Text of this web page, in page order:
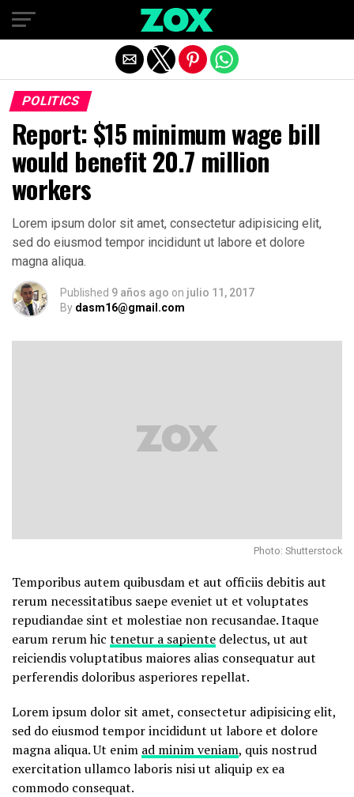
POLITICS
Report: $15 minimum wage bill
would benefit 20.7 million
workers
Lorem ipsum dolor sit amet, consectetur adipisicing elit,
sed do eiusmod tempor incididunt ut labore et dolore
magna aliqua.
Published 9 años ago on julio 11, 2017
By dasm16@gmail.com
Photo: Shutterstock
Temporibus autem quibusdam et aut officiis debitis aut
rerum necessitatibus saepe eveniet ut et voluptates
repudiandae sint et molestiae non recusandae. Itaque
earum rerum hic tenetur a sapiente delectus, ut aut
reiciendis voluptatibus maiores alias consequatur aut
perferendis doloribus asperiores repellat.
Lorem ipsum dolor sit amet, consectetur adipisicing elit,
sed do eiusmod tempor incididunt ut labore et dolore
magna aliqua. Ut enim ad minim veniam, quis nostrud
exercitation ullamco laboris nisi ut aliquip ex ea
commodo consequat.
Salir de la versión móvil